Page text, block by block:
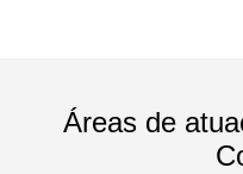
Áreas de